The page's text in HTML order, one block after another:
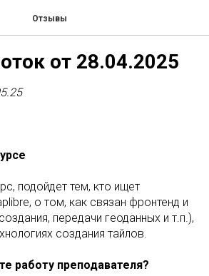
Отзывы
от 28.04.2025
подойдет тем, кто ищет
о том, как связан фронтенд и
передачи геоданных и т.п.),
создания тайлов.
работу преподавателя?